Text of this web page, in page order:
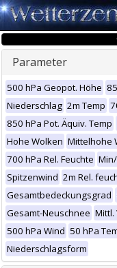
Parameter
500 hPa Geopot. Höhe
Niederschlag 2m Temp
850 hPa Pot. Äquiv. Temp
Hohe Wolken Mittelhohe
700 hPa Rel. Feuchte
Spitzenwind 2m Rel.
Gesamtbedeckungsgrad
Gesamt-Neuschnee Mittl.
500 hPa Wind 50 hPa
Niederschlagsform